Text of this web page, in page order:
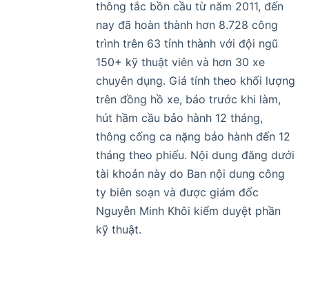
thông tắc bồn cầu từ năm 2011, đến
nay đã hoàn thành hơn 8.728 công
trình trên 63 tỉnh thành với đội ngũ
150+ kỹ thuật viên và hơn 30 xe
chuyên dụng. Giá tính theo khối lượng
trên đồng hồ xe, báo trước khi làm,
hút hầm cầu bảo hành 12 tháng,
thông cống ca nặng bảo hành đến 12
tháng theo phiếu. Nội dung đăng dưới
tài khoản này do Ban nội dung công
ty biên soạn và được giám đốc
Nguyễn Minh Khôi kiểm duyệt phần
kỹ thuật.